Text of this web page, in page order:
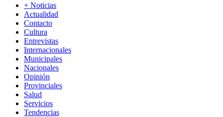
+ Noticias
Actualidad
Contacto
Cultura
Entrevistas
Internacionales
Municipales
Nacionales
Opinión
Provinciales
Salud
Servicios
Tendencias